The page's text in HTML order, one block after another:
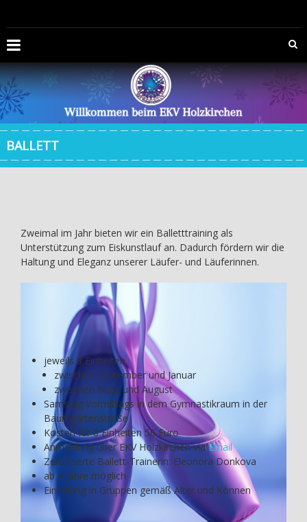
EISKUNSTLAUFVEREIN
HOLZKIRCHEN
E.V.
Die
Offizelle
Homepage
des
Eiskunstlaufvereins
BALLETT
Zweimal im Jahr bieten wir ein Balletttraining als
Unterstützung zum Eiskunstlauf an. Dadurch fördern wir die
Haltung und Eleganz unserer Läufer- und Läuferinnen.
jeweils 8 Einheiten
zwischen September und Januar
zwischen März und August
Samstag Vormittags in dem Gymnastikraum in der
Baumgartenstraße
Kosten für 8 Einheiten 56 Euro
Anmeldung über EKV Holzkirchen viaEmail
Zertifizierte Ballett-Trainerin: Eleonora Donkova
ab 4 Jahre möglich
Einteilung in Gruppen gemäß Alter und Können